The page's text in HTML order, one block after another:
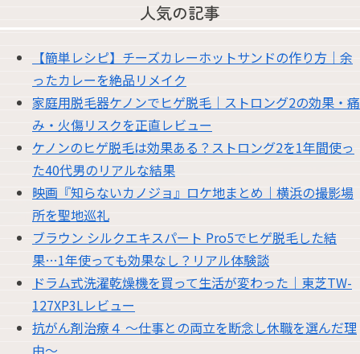
人気の記事
【簡単レシピ】チーズカレーホットサンドの作り方｜余
ったカレーを絶品リメイク
家庭用脱毛器ケノンでヒゲ脱毛｜ストロング2の効果・痛
み・火傷リスクを正直レビュー
ケノンのヒゲ脱毛は効果ある？ストロング2を1年間使っ
た40代男のリアルな結果
映画『知らないカノジョ』ロケ地まとめ｜横浜の撮影場
所を聖地巡礼
ブラウン シルクエキスパート Pro5でヒゲ脱毛した結
果…1年使っても効果なし？リアル体験談
ドラム式洗濯乾燥機を買って生活が変わった｜東芝TW-
127XP3Lレビュー
抗がん剤治療４ 〜仕事との両立を断念し休職を選んだ理
由〜